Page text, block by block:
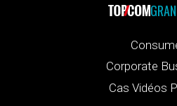
Corporate
Cas Vidéos